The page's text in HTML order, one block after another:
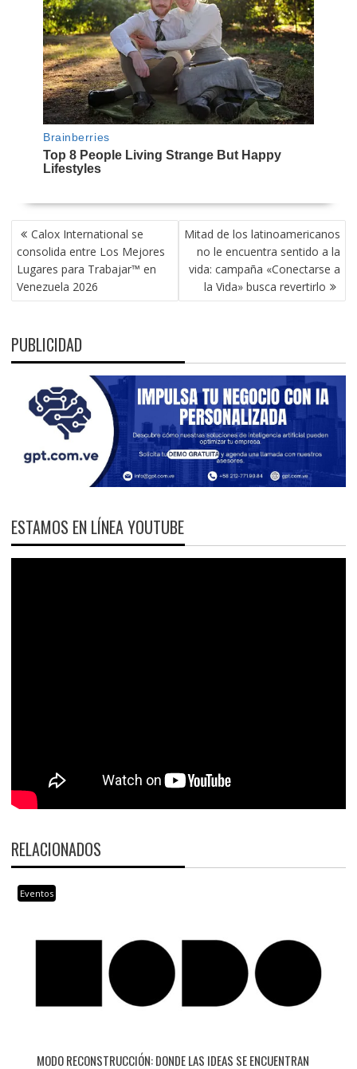
NAVEGACIÓN
DE
ENTRADAS
Calox International se
consolida entre Los Mejores
Lugares para Trabajar™ en
Venezuela 2026
Mitad de los latinoamericanos
no le encuentra sentido a la
vida: campaña «Conectarse a
la Vida» busca revertirlo
PUBLICIDAD
ESTAMOS EN LÍNEA YOUTUBE
RELACIONADOS
Eventos
MODO RECONSTRUCCIÓN: DONDE LAS IDEAS SE ENCUENTRAN